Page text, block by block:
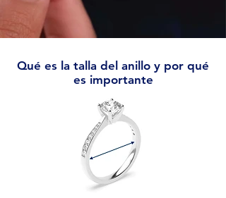
Qué es la talla del anillo y por qué
es importante